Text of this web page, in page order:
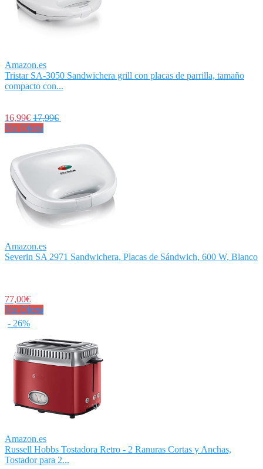
Amazon.es
Tristar SA-3050 Sandwichera grill con placas de parrilla, tamaño
compacto con...
16,99€ 17,99€
Ver Oferta
Amazon.es
Severin SA 2971 Sandwichera, Placas de Sándwich, 600 W, Blanco
77,00€
Ver Oferta
- 26%
Amazon.es
Russell Hobbs Tostadora Retro - 2 Ranuras Cortas y Anchas,
Tostador para 2...